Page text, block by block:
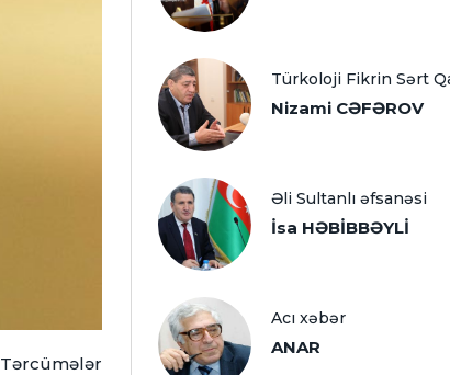
Tərcümələr
Türkoloji Fikrin Sərt
Nizami CƏFƏROV
Əli Sultanlı əfsanəsi
İsa HƏBİBBƏYLİ
Acı xəbər
ANAR